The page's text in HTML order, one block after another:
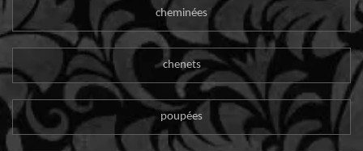
cheminées
chenets
poupées